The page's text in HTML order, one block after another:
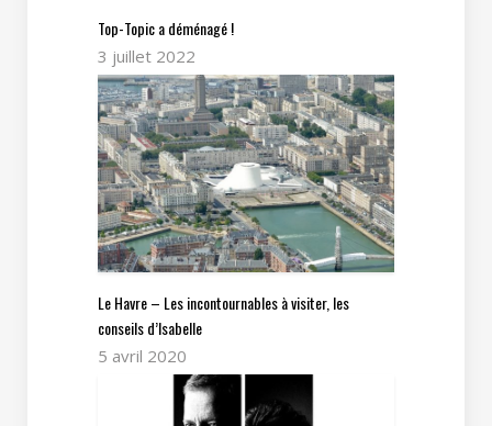
Top-Topic a déménagé !
3 juillet 2022
Le Havre – Les incontournables à visiter, les
conseils d’Isabelle
5 avril 2020